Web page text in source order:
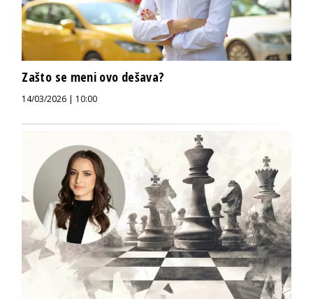
Zašto se meni ovo dešava?
14/03/2026 | 10:00